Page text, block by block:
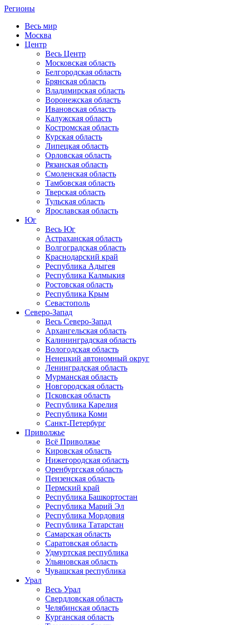
Регионы
Весь мир
Москва
Центр
Весь Центр
Московская область
Белгородская область
Брянская область
Владимирская область
Воронежская область
Ивановская область
Калужская область
Костромская область
Курская область
Липецкая область
Орловская область
Рязанская область
Смоленская область
Тамбовская область
Тверская область
Тульская область
Ярославская область
Юг
Весь Юг
Астраханская область
Волгоградская область
Краснодарский край
Республика Адыгея
Республика Калмыкия
Ростовская область
Республика Крым
Севастополь
Северо-Запад
Весь Северо-Запад
Архангельская область
Калининградская область
Вологодская область
Ненецкий автономный округ
Ленинградская область
Мурманская область
Новгородская область
Псковская область
Республика Карелия
Республика Коми
Санкт-Петербург
Приволжье
Всё Приволжье
Кировская область
Нижегородская область
Оренбургская область
Пензенская область
Пермский край
Республика Башкортостан
Республика Марий Эл
Республика Мордовия
Республика Татарстан
Самарская область
Саратовская область
Удмуртская республика
Ульяновская область
Чувашская республика
Урал
Весь Урал
Свердловская область
Челябинская область
Курганская область